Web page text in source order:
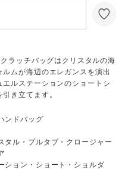
ッチバッグはクリスタルの海
ムが海辺のエレガンスを演出
ルステーションのショートシ
き立てます。
ンドバッグ
タル・プルタブ・クロージャー
ション・ショート・ショルダ